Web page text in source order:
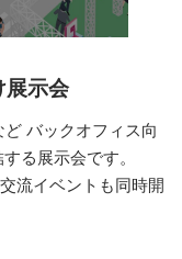
示会
バックオフィス向
る展示会です。
流イベントも同時開